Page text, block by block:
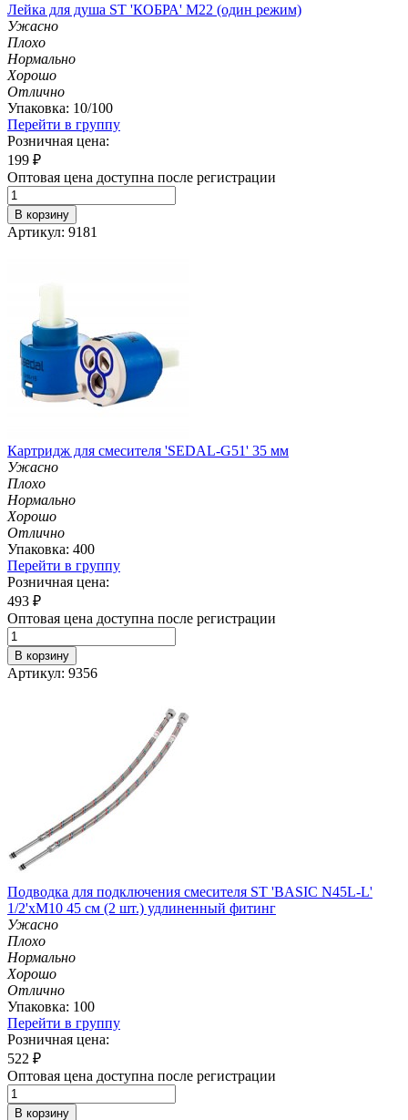
Лейка для душа ST 'КОБРА' М22 (один режим)
Ужасно
Плохо
Нормально
Хорошо
Отлично
Упаковка: 10/100
Перейти в группу
Розничная цена:
199 ₽
Оптовая цена доступна после регистрации
В корзину
Артикул: 9181
Картридж для смесителя 'SEDAL-G51' 35 мм
Ужасно
Плохо
Нормально
Хорошо
Отлично
Упаковка: 400
Перейти в группу
Розничная цена:
493 ₽
Оптовая цена доступна после регистрации
В корзину
Артикул: 9356
Подводка для подключения смесителя ST 'BASIC N45L-L'
1/2'хМ10 45 см (2 шт.) удлиненный фитинг
Ужасно
Плохо
Нормально
Хорошо
Отлично
Упаковка: 100
Перейти в группу
Розничная цена:
522 ₽
Оптовая цена доступна после регистрации
В корзину